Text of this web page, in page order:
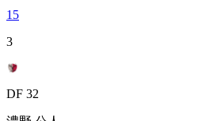
15
3
DF 32